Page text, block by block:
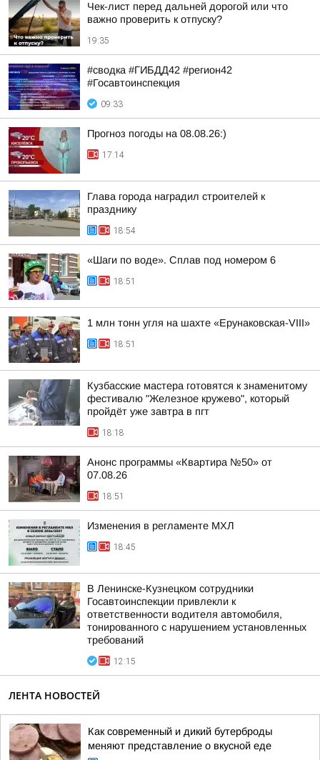
Чек-лист перед дальней дорогой или что
важно проверить к отпуску?
19:35
#сводка #ГИБДД42 #регион42
#Госавтоинспекция
09:33
Прогноз погоды на 08.08.26:)
17:14
Глава города наградил строителей к
празднику
18:54
«Шаги по воде». Сплав под номером 6
18:51
1 млн тонн угля на шахте «Ерунаковская-VIII»
18:51
Кузбасские мастера готовятся к знаменитому
фестивалю "Железное кружево", который
пройдёт уже завтра в пгт
18:18
Анонс программы «Квартира №50» от
07.08.26
18:51
Изменения в регламенте МХЛ
18:45
В Ленинске-Кузнецком сотрудники
Госавтоинспекции привлекли к
ответственности водителя автомобиля,
тонированного с нарушением установленных
требований
12:15
ЛЕНТА НОВОСТЕЙ
Как современный и дикий бутерброды
меняют представление о вкусной еде